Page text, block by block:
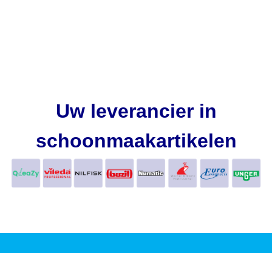
Uw leverancier in
schoonmaakartikelen